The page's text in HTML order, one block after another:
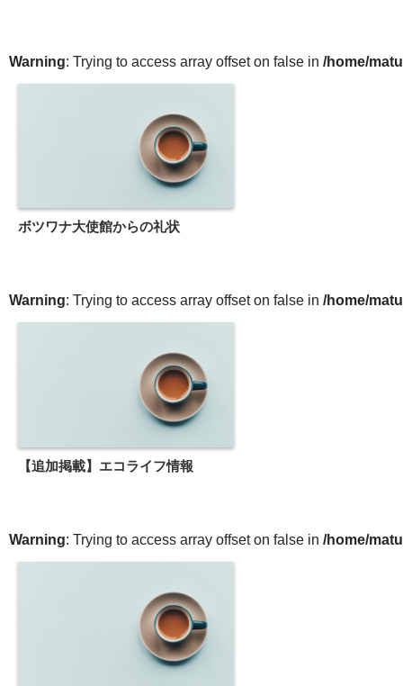
Warning: Trying to access array offset on false in /home/
ボツワナ大使館からの礼状
Warning: Trying to access array offset on false in /home/
【追加掲載】エコライフ情報
Warning: Trying to access array offset on false in /home/